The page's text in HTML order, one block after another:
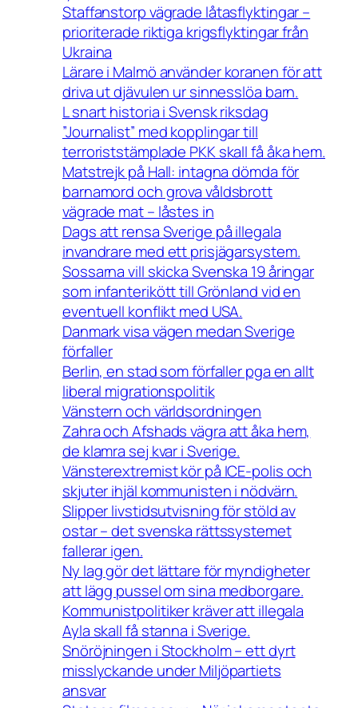
Staffanstorp vägrade låtasflyktingar –
prioriterade riktiga krigsflyktingar från
Ukraina
Lärare i Malmö använder koranen för att
driva ut djävulen ur sinnesslöa barn.
L snart historia i Svensk riksdag
”Journalist” med kopplingar till
terroriststämplade PKK skall få åka hem.
Matstrejk på Hall: intagna dömda för
barnamord och grova våldsbrott
vägrade mat – låstes in
Dags att rensa Sverige på illegala
invandrare med ett prisjägarsystem.
Sossarna vill skicka Svenska 19 åringar
som infanterikött till Grönland vid en
eventuell konflikt med USA.
Danmark visa vägen medan Sverige
förfaller
Berlin, en stad som förfaller pga en allt
liberal migrationspolitik
Vänstern och världsordningen
Zahra och Afshads vägra att åka hem,
de klamra sej kvar i Sverige.
Vänsterextremist kör på ICE-polis och
skjuter ihjäl kommunisten i nödvärn.
Slipper livstidsutvisning för stöld av
ostar – det svenska rättssystemet
fallerar igen.
Ny lag gör det lättare för myndigheter
att lägg pussel om sina medborgare.
Kommunistpolitiker kräver att illegala
Ayla skall få stanna i Sverige.
Snöröjningen i Stockholm – ett dyrt
misslyckande under Miljöpartiets
ansvar